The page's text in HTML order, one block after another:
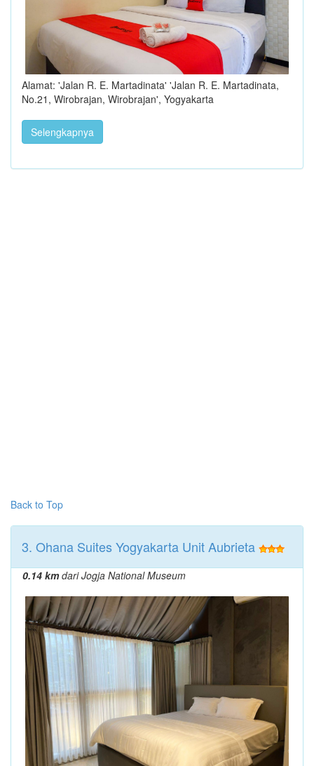
Alamat: 'Jalan R. E. Martadinata' 'Jalan R. E. Martadinata,
No.21, Wirobrajan, Wirobrajan', Yogyakarta
Selengkapnya
Back to Top
3. Ohana Suites Yogyakarta Unit Aubrieta
0.14 kmdari Jogja National Museum